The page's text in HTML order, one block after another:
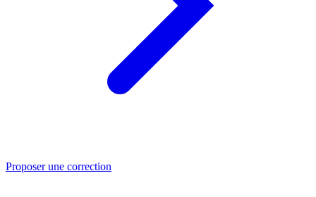
Proposer une correction